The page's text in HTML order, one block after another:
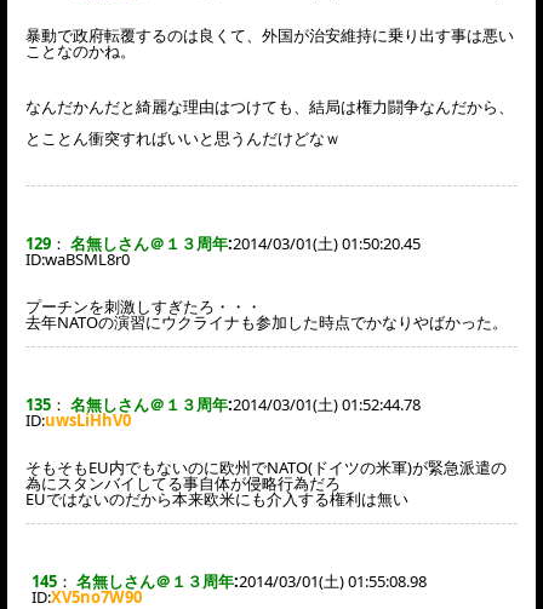
暴動で政府転覆するのは良くて、外国が治安維持に乗り出す事は悪い
ことなのかね。
なんだかんだと綺麗な理由はつけても、結局は権力闘争なんだから、
とことん衝突すればいいと思うんだけどなｗ
129 ： 名無しさん＠１３周年:2014/03/01(土) 01:50:20.45
ID:waBSML8r0
プーチンを刺激しすぎたろ・・・
去年NATOの演習にウクライナも参加した時点でかなりやばかった。
135 ： 名無しさん＠１３周年:2014/03/01(土) 01:52:44.78
ID:uwsLiHhV0
そもそもEU内でもないのに欧州でNATO(ドイツの米軍)が緊急派遣の
為にスタンバイしてる事自体が侵略行為だろ
EUではないのだから本来欧米にも介入する権利は無い
145 ： 名無しさん＠１３周年:2014/03/01(土) 01:55:08.98
ID:XV5no7W90